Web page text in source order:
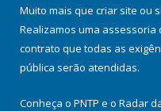
Muito mais que criar site ou
Realizamos uma assessoria
contrato que todas as
pública serão atendidas.
Conheça o PNTP e o Radar